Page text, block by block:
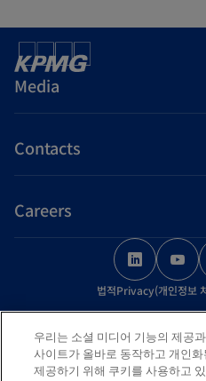
a
a
b
Media
Contacts
Careers
o
p
e
s
i
o
p
e
s
i
법적Privacy(개인정보
© 2026 KPMG Samjong Accounting
Company and a member firm of the
independent member firms
우리는 소셜 미디어 기능의 제공
사이트가 올바로 동작하고 개인
제공하기 위해 쿠키를 사용하고